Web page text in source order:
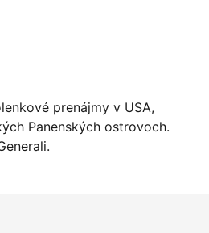
prenájmy v USA,
Panenských ostrovoch.